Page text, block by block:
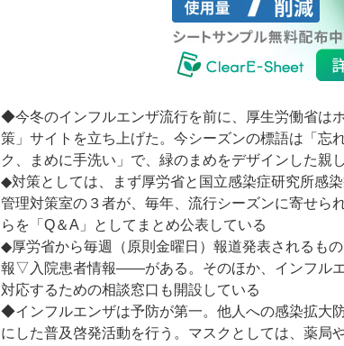
◆今冬のインフルエンザ流行を前に、厚生労働省は
策」サイトを立ち上げた。今シーズンの標語は「忘
ク、まめに手洗い」で、緑のまめをデザインした親
◆対策としては、まず厚労省と国立感染症研究所感
管理対策室の３者が、毎年、流行シーズンに寄せら
らを「Q＆A」としてまとめ公表している
◆厚労省から毎週（原則金曜日）報道発表されるも
報▽入院患者情報――がある。そのほか、インフル
対応するための相談窓口も開設している
◆インフルエンザは予防が第一。他人への感染拡大
にした普及啓発活動を行う。マスクとしては、薬局